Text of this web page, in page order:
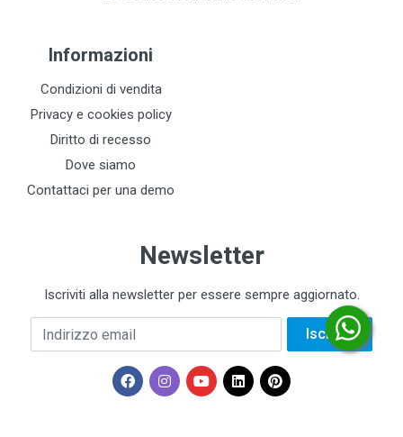
Informazioni
Condizioni di vendita
Privacy e cookies policy
Diritto di recesso
Dove siamo
Contattaci per una demo
Newsletter
Iscriviti alla newsletter per essere sempre aggiornato.
Indirizzo email Iscriviti